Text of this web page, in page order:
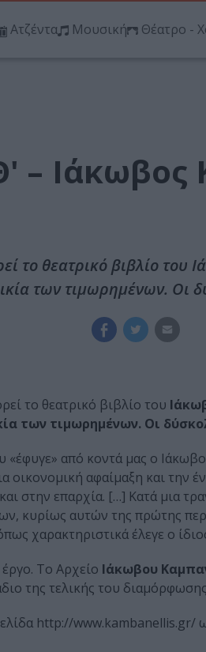
Ατζέντα Μουσική Θέατρο -
– Ιάκωβος
το θεατρικό βιβλίο
των τιμωρημένων. Οι
το θεατρικό βιβλίο του
των τιμωρημένων. Οι
από κοντά μας ο
οικονομική αφαίμαξη και την
στην επαρχία. […] Κατά μια
κυρίως αυτών της πρώτης
χαρακτηριστικά έλεγε ο
Το Αρχείο Ιάκωβου
της τελικής του
http://